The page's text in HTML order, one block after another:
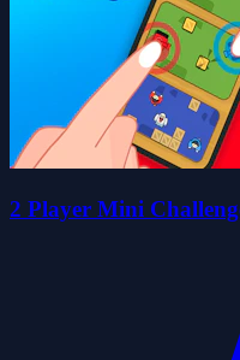
2 Player Mini